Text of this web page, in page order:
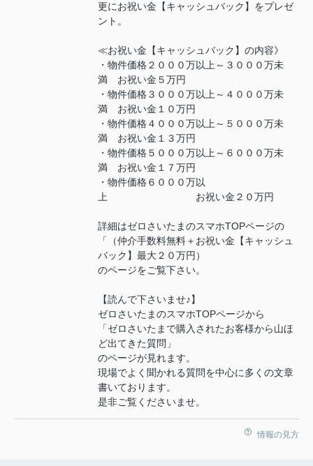
更にお祝い金【キャッシュバック】をプレゼ
ント。
≪お祝い金【キャッシュバック】の内容》
・物件価格２０００万以上～３０００万未
満 お祝い金５万円
・物件価格３０００万以上～４０００万未
満 お祝い金１０万円
・物件価格４０００万以上～５０００万未
満 お祝い金１３万円
・物件価格５０００万以上～６０００万未
満 お祝い金１７万円
・物件価格６０００万以
上 お祝い金２０万円
詳細はゼロさいたまのスマホTOPページの
「（仲介手数料無料＋お祝い金【キャッシュ
バック】最大２０万円）
のページをご覧下さい。
【読んで下さいませ♪】
ゼロさいたまのスマホTOPページから
「ゼロさいたまで購入されたお客様から山ほ
ど出てきた質問」
のページが見れます。
現場でよく聞かれる質問を中心に多くの文章
書いております。
是非ご覧くださいませ。
情報の見方